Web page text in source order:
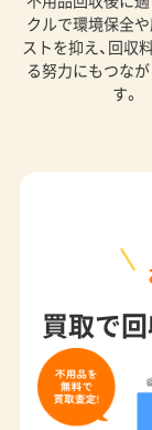
クルで環境保全
ストを抑え、回収
る努力にもつな
す。
買取で